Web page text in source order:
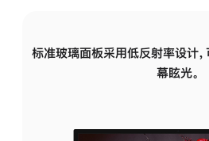
标准玻璃面板采用低反射率设计
幕眩光。